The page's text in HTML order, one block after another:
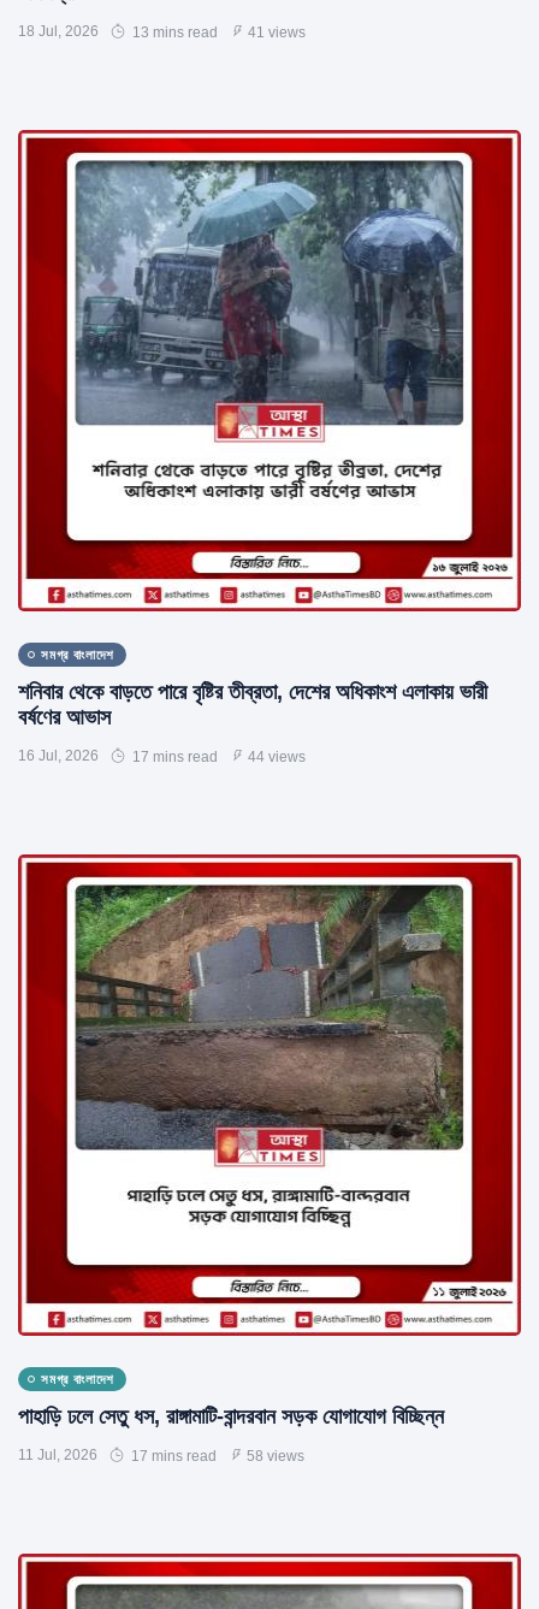
18 Jul, 2026 13 mins read 41 views
সমগ্র বাংলাদেশ
শনিবার থেকে বাড়তে পারে বৃষ্টির তীব্রতা, দেশের অধিকাংশ এলাকায় ভারী
বর্ষণের আভাস
16 Jul, 2026 17 mins read 44 views
সমগ্র বাংলাদেশ
পাহাড়ি ঢলে সেতু ধস, রাঙ্গামাটি-বান্দরবান সড়ক যোগাযোগ বিচ্ছিন্ন
11 Jul, 2026 17 mins read 58 views